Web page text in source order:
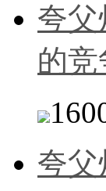
夸
的竞
夸